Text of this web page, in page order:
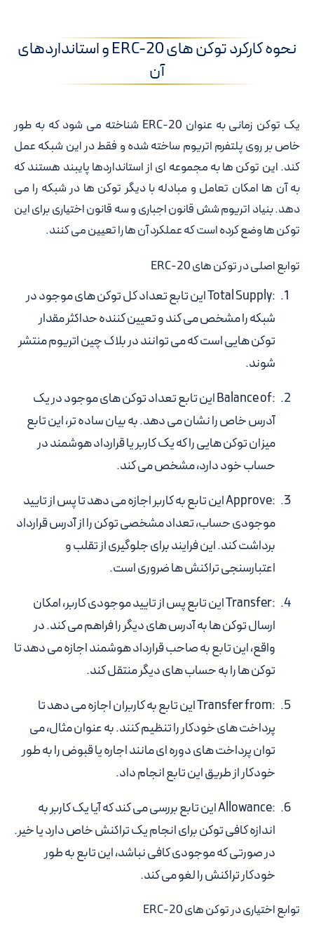
نحوه کارکرد توکن های ERC-20 و استانداردهای
آن
یک توکن زمانی به عنوان ERC-20 شناخته می شود که به طور
خاص بر روی پلتفرم اتریوم ساخته شده و فقط در این شبکه عمل
کند. این توکن ها به مجموعه ای از استانداردها پایبند هستند که
به آن ها امکان تعامل و مبادله با دیگر توکن ها در شبکه را می
دهد. بنیاد اتریوم شش قانون اجباری و سه قانون اختیاری برای این
توکن ها وضع کرده است که عملکرد آن ها را تعیین می کنند.
توابع اصلی در توکن های ERC-20
:Total Supply
این تابع تعداد کل توکن های موجود در
شبکه را مشخص می کند و تعیین کننده حداکثر مقدار
توکن هایی است که می توانند در بلاک چین اتریوم منتشر
شوند.
:Balance of
این تابع تعداد توکن های موجود در یک
آدرس خاص را نشان می دهد. به بیان ساده تر، این تابع
میزان توکن هایی را که یک کاربر یا قرارداد هوشمند در
حساب خود دارد، مشخص می کند.
:Approve
این تابع به کاربر اجازه می دهد تا پس از تایید
موجودی حساب، تعداد مشخصی توکن را از آدرس قرارداد
برداشت کند. این فرایند برای جلوگیری از تقلب و
اعتبارسنجی تراکنش ها ضروری است.
:Transfer
این تابع پس از تایید موجودی کاربر، امکان
ارسال توکن ها به آدرس های دیگر را فراهم می کند. در
واقع، این تابع به صاحب قرارداد هوشمند اجازه می دهد تا
توکن ها را به حساب های دیگر منتقل کند.
:Transfer from
این تابع به کاربران اجازه می دهد تا
پرداخت های خودکار را تنظیم کنند. به عنوان مثال، می
توان پرداخت های دوره ای مانند اجاره یا قبوض را به طور
خودکار از طریق این تابع انجام داد.
:Allowance
این تابع بررسی می کند که آیا یک کاربر به
اندازه کافی توکن برای انجام یک تراکنش خاص دارد یا خیر.
در صورتی که موجودی کافی نباشد، این تابع به طور
خودکار تراکنش را لغو می کند.
توابع اختیاری در توکن های ERC-20